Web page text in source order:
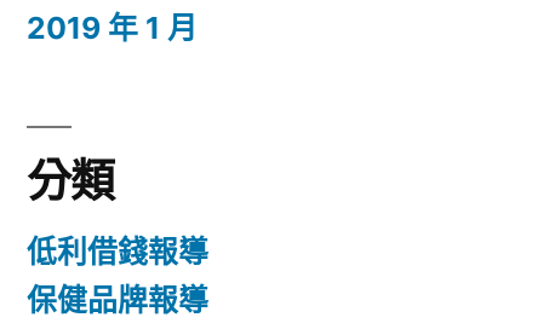
2019 年 1 月
分類
低利借錢報導
保健品牌報導